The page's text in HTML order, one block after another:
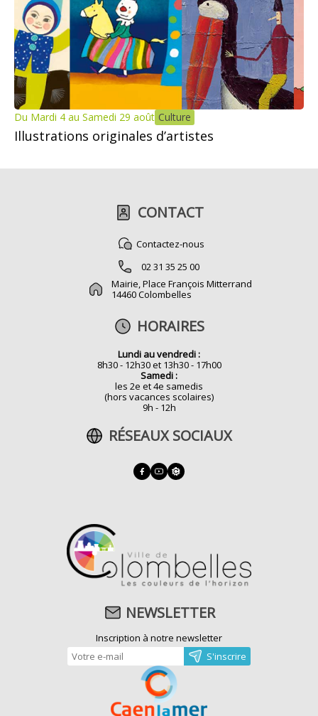
Du Mardi 4 au Samedi 29 août Culture
Illustrations originales d’artistes
CONTACT
Contactez-nous
02 31 35 25 00
Mairie, Place François Mitterrand
14460 Colombelles
HORAIRES
Lundi au vendredi :
8h30 - 12h30 et 13h30 - 17h00
Samedi :
les 2e et 4e samedis
(hors vacances scolaires)
9h - 12h
RÉSEAUX SOCIAUX
NEWSLETTER
Inscription à notre newsletter